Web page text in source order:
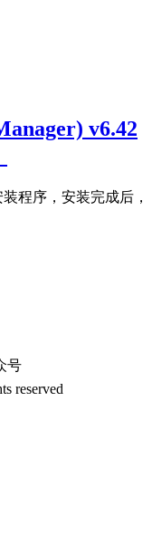
v6.42
程序，安装完成后，
号
reserved